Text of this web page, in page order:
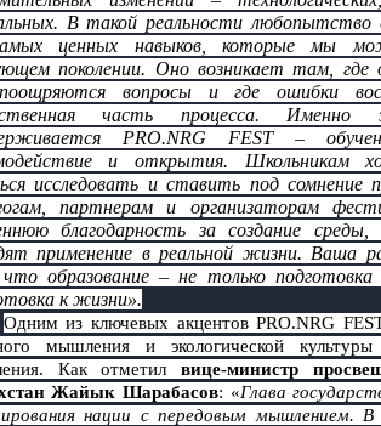
В такой реальности любопытство
ценных навыков, которые мы
поколении. Оно возникает там, где
вопросы и где ошибки
часть процесса. Именно
PRO.NRG FEST –
и открытия. Школьникам
исследовать и ставить под сомнение
партнерам и организаторам
благодарность за создание
применение в реальной жизни. Ваша
образование – не только
к жизни».
Одним из ключевых акцентов PRO.NRG
мышления и экологической
Как отметил вице-министр
Жайык Шарабасов: «Глава
нации с передовым мышлением. В